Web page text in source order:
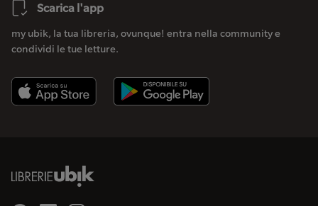
Scarica l'app
my ubik, la tua libreria, ovunque! entra nella community e
condividi le tue letture.